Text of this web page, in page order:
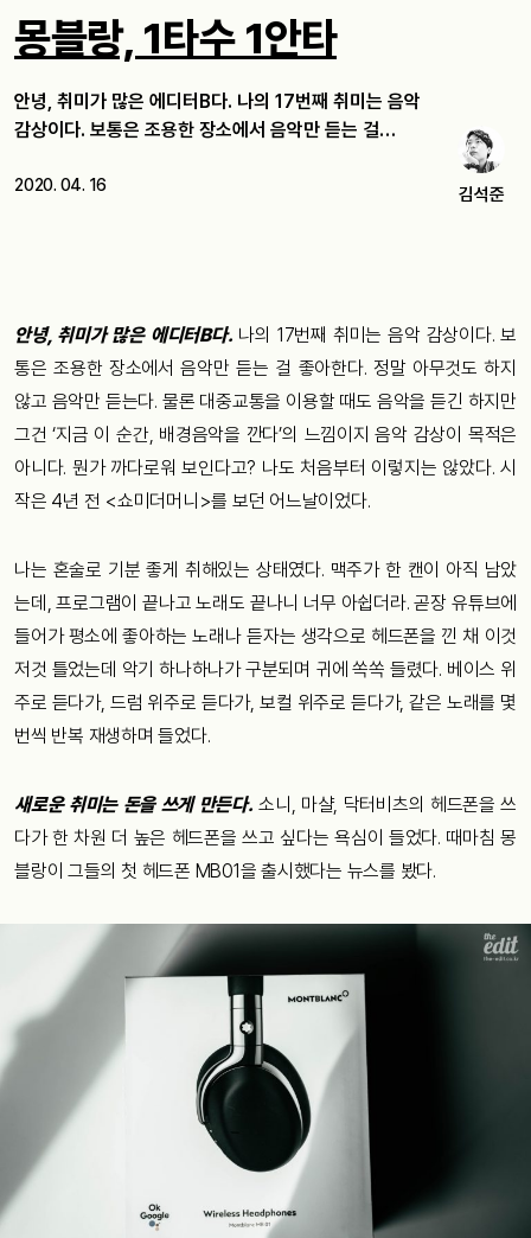
몽블랑, 1타수 1안타
안녕, 취미가 많은 에디터B다. 나의 17번째 취미는 음악
감상이다. 보통은 조용한 장소에서 음악만 듣는 걸…
2020. 04. 16 김석준
안녕, 취미가 많은 에디터B다. 나의 17번째 취미는 음악 감상이다. 보
통은 조용한 장소에서 음악만 듣는 걸 좋아한다. 정말 아무것도 하지
않고 음악만 듣는다. 물론 대중교통을 이용할 때도 음악을 듣긴 하지만
그건 ‘지금 이 순간, 배경음악을 깐다’의 느낌이지 음악 감상이 목적은
아니다. 뭔가 까다로워 보인다고? 나도 처음부터 이렇지는 않았다. 시
작은 4년 전 <쇼미더머니>를 보던 어느날이었다.
나는 혼술로 기분 좋게 취해있는 상태였다. 맥주가 한 캔이 아직 남았
는데, 프로그램이 끝나고 노래도 끝나니 너무 아쉽더라. 곧장 유튜브에
들어가 평소에 좋아하는 노래나 듣자는 생각으로 헤드폰을 낀 채 이것
저것 틀었는데 악기 하나하나가 구분되며 귀에 쏙쏙 들렸다. 베이스 위
주로 듣다가, 드럼 위주로 듣다가, 보컬 위주로 듣다가, 같은 노래를 몇
번씩 반복 재생하며 들었다.
새로운 취미는 돈을 쓰게 만든다. 소니, 마샬, 닥터비츠의 헤드폰을 쓰
다가 한 차원 더 높은 헤드폰을 쓰고 싶다는 욕심이 들었다. 때마침 몽
블랑이 그들의 첫 헤드폰 MB01을 출시했다는 뉴스를 봤다.